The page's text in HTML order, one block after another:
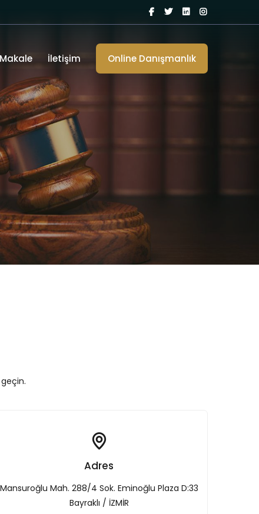
İletişim Online Danışmanlık
Adres
Mansuroğlu Mah. 288/4 Sok. Eminoğlu Plaza D:33
Bayraklı / İZMİR